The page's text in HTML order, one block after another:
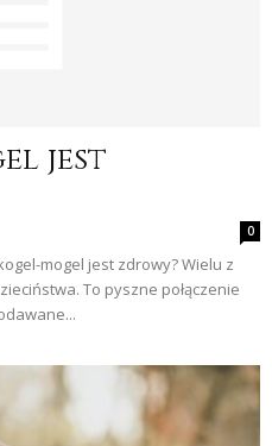
jest
0
mogel jest zdrowy? Wielu z
To pyszne połączenie